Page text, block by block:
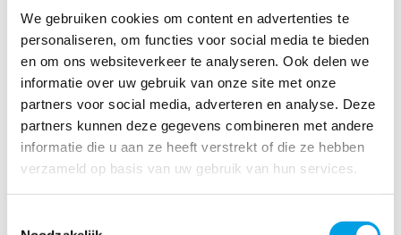
We gebruiken cookies om content en advertenties te
personaliseren, om functies voor social media te bieden
en om ons websiteverkeer te analyseren. Ook delen we
informatie over uw gebruik van onze site met onze
partners voor social media, adverteren en analyse. Deze
partners kunnen deze gegevens combineren met andere
informatie die u aan ze heeft verstrekt of die ze hebben
verzameld op basis van uw gebruik van hun services.